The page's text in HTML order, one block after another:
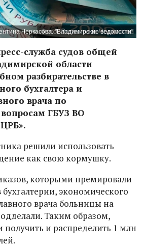
Черкасова. "Владимирские ведомости"
служба судов общей
области
разбирательстве в
бухгалтера и
врача по
ГБУЗ ВО
решили использовать
как свою кормушку.
которыми премировали
экономического
врача больницы на
Таким образом,
и распределить 1 млн